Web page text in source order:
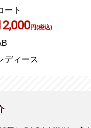
ート
円(税込)
ディース